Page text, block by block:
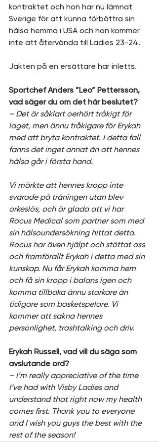
kontraktet och hon har nu lämnat
Sverige för att kunna förbättra sin
hälsa hemma i USA och hon kommer
inte att återvända till Ladies 23-24.
Jakten på en ersättare har inletts.
Sportchef Anders ”Leo” Pettersson,
vad säger du om det här beslutet?
– Det är såklart oerhört tråkigt för
laget, men ännu tråkigare för Erykah
med att bryta kontraktet. I detta fall
fanns det inget annat än att hennes
hälsa går i första hand.
Vi märkte att hennes kropp inte
svarade på träningen utan blev
orkeslös, och är glada att vi har
Rocus Medical som partner som med
sin hälsoundersökning hittat detta.
Rocus har även hjälpt och stöttat oss
och framförallt Erykah i detta med sin
kunskap. Nu får Erykah komma hem
och få sin kropp i balans igen och
komma tillbaka ännu starkare än
tidigare som basketspelare. Vi
kommer att sakna hennes
personlighet, trashtalking och driv.
Erykah Russell, vad vill du säga som
avslutande ord?
– I’m really appreciative of the time
I’ve had with Visby Ladies and
understand that right now my health
comes first. Thank you to everyone
and I wish you guys the best with the
rest of the season!